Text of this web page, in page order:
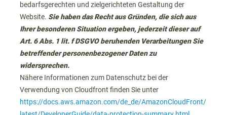
bedarfsgerechten und zielgerichteten Gestaltung der
Website. Sie haben das Recht aus Gründen, die sich aus
Ihrer besonderen Situation ergeben, jederzeit dieser auf
Art. 6 Abs. 1 lit. f DSGVO beruhenden Verarbeitungen Sie
betreffender personenbezogener Daten zu
widersprechen.
Nähere Informationen zum Datenschutz bei der
Verwendung von Cloudfront finden Sie unter
https://docs.aws.amazon.com/de_de/AmazonCloudFront/